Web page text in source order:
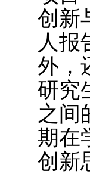
创新
人报
外，
研究
之间
期在
创新